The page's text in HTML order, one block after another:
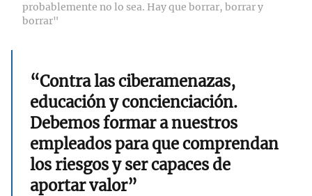
probablemente no lo sea. Hay que borrar, borrar y
borrar"
“Contra las ciberamenazas,
educación y concienciación.
Debemos formar a nuestros
empleados para que comprendan
los riesgos y ser capaces de
aportar valor”